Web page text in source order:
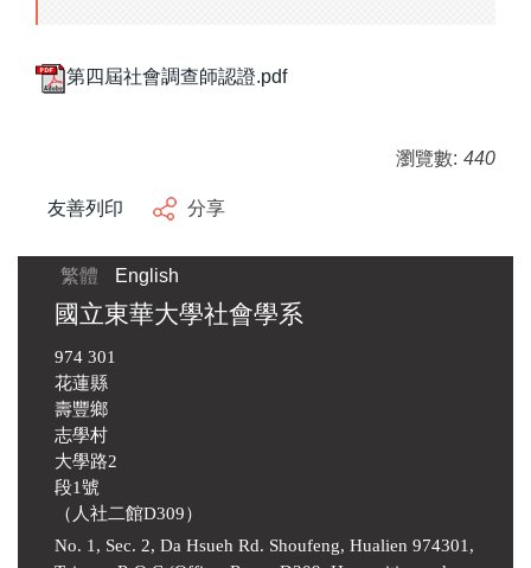
第四屆社會調查師認證.pdf
瀏覽數: 440
友善列印 分享
繁體 English
國立東華大學社會學系
974 301
花蓮縣
壽豐鄉
志學村
大學路2
段1號
（人社二館D309）
No. 1, Sec. 2, Da Hsueh Rd. Shoufeng, Hualien 974301,